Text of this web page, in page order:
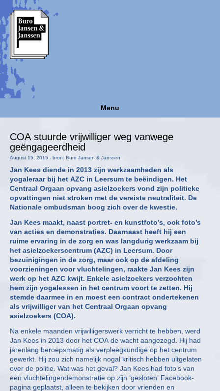
Menu
COA stuurde vrijwilliger weg vanwege
geëngageerdheid
August 15, 2015 - bron: Buro Jansen & Janssen
Jan Kees diende in 2013 zijn werkzaamheden als
yogaleraar bij het AZC in Leersum te beëindigen. Het
Centraal Orgaan opvang asielzoekers vond zijn politieke
opvattingen niet stroken met de vereiste neutraliteit. De
Nationale ombudsman boog zich over de kwestie.
Jan Kees maakt, naast portret- en kunstfoto’s, ook foto’s
van acties en demonstraties. Daarnaast heeft hij een
ruime ervaring in de zorg en was langdurig werkzaam bij
het asielzoekerscentrum (AZC) in Leersum. Door
bezuinigingen in de zorg, maar ook op de afdeling
voorzieningen voor vluchtelingen, raakte Jan Kees zijn
werk op het AZC kwijt. Enkele asielzoekers verzochten
hem zijn yogalessen in het centrum voort te zetten. Hij
stemde daarmee in en moest een contract ondertekenen
als vrijwilliger van het Centraal Orgaan opvang
asielzoekers (COA).
Na enkele maanden vrijwilligerswerk verricht te hebben, werd
Jan Kees in 2013 door het COA de wacht aangezegd. Hij had
jarenlang beroepsmatig als verpleegkundige op het centrum
gewerkt. Hij zou zich namelijk nogal kritisch hebben uitgelaten
over de politie. Wat was het geval? Jan Kees had foto’s van
een vluchtelingendemonstratie op zijn ‘gesloten’ Facebook-
pagina geplaatst, alleen te bekijken door vrienden en